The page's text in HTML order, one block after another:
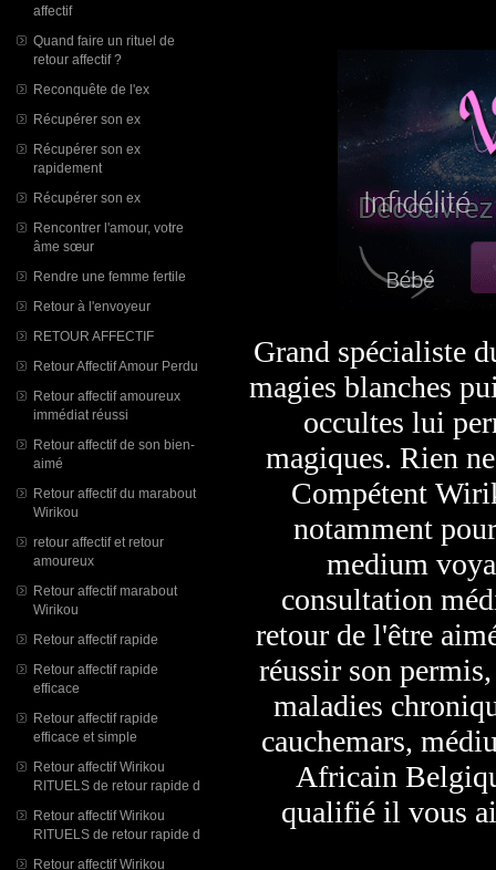
affectif
Quand faire un rituel de
retour affectif ?
Reconquête de l'ex
Récupérer son ex
Récupérer son ex
rapidement
Récupérer son ex
Rencontrer l'amour, votre
âme sœur
Rendre une femme fertile
Retour à l'envoyeur
RETOUR AFFECTIF
Retour Affectif Amour Perdu
Retour affectif amoureux
immédiat réussi
Retour affectif de son bien-
aimé
Retour affectif du marabout
Wirikou
retour affectif et retour
amoureux
Retour affectif marabout
Wirikou
Retour affectif rapide
Retour affectif rapide
efficace
Retour affectif rapide
efficace et simple
Retour affectif Wirikou
RITUELS de retour rapide d
Retour affectif Wirikou
RITUELS de retour rapide d
Retour affectif Wirikou
Grand spécialiste
magies blanches
occultes lui
magiques. Rien
Compétent
notamment
medium
consultation
retour de l'être
réussir son
maladies
cauchemars,
Africain
qualifié il vous